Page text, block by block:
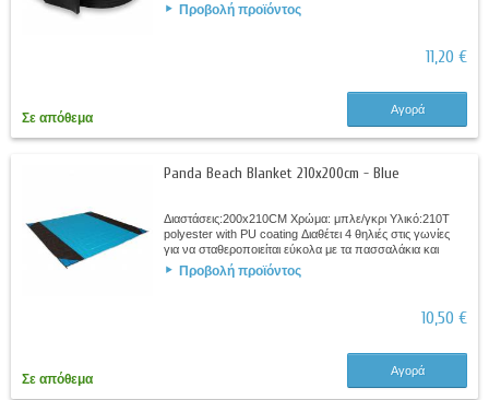
Προβολή προϊόντος
11,20 €
Σε απόθεμα
Αγορά
Panda Beach Blanket 210x200cm - Blue
Διαστάσεις:200x210CM Χρώμα: μπλε/γκρι Υλικό:210T
polyester with PU coating Διαθέτει 4 θηλιές στις γωνίες
για να σταθεροποιείται εύκολα με τα πασσαλάκια και
τσέπες που γεμίζουν με άμμο...
Προβολή προϊόντος
10,50 €
Σε απόθεμα
Αγορά